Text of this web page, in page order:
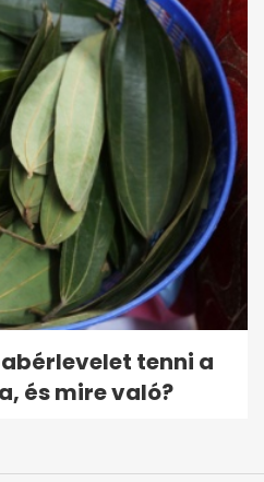
tenni a
és mire való?